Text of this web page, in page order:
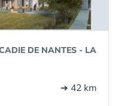
DE NANTES - LA
➔ 42 km